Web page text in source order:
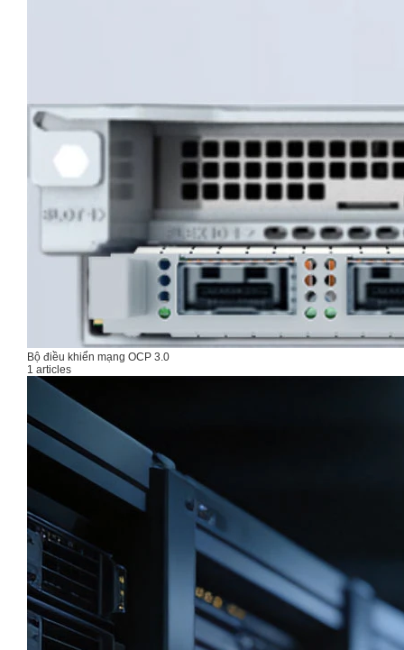
Bộ điều khiển mạng OCP 3.0
1 articles